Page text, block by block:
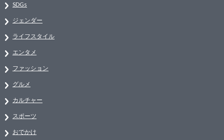
SDGs
ジェンダー
ライフスタイル
エンタメ
ファッション
グルメ
カルチャー
スポーツ
おでかけ